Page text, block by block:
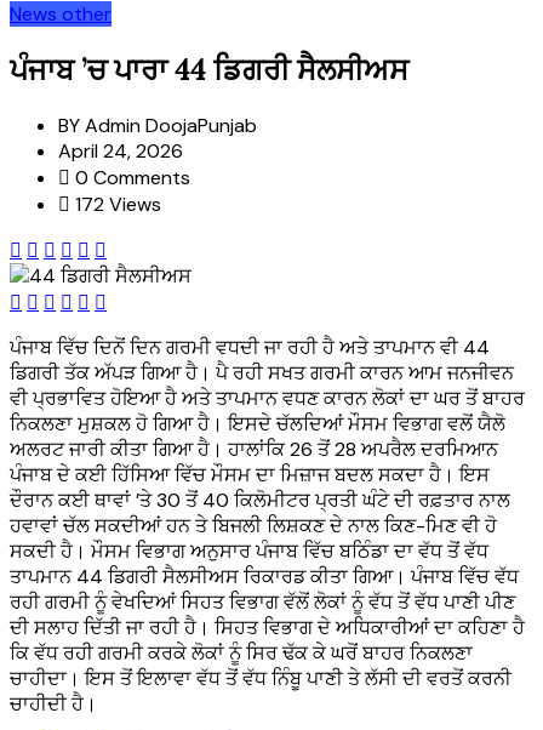
News other
ਪੰਜਾਬ ’ਚ ਪਾਰਾ 44 ਡਿਗਰੀ ਸੈਲਸੀਅਸ
BYAdmin DoojaPunjab
April 24, 2026
0 Comments
172 Views
ਪੰਜਾਬ ਵਿੱਚ ਦਿਨੋਂ ਦਿਨ ਗਰਮੀ ਵਧਦੀ ਜਾ ਰਹੀ ਹੈ ਅਤੇ ਤਾਪਮਾਨ ਵੀ 44
ਡਿਗਰੀ ਤੱਕ ਅੱਪੜ ਗਿਆ ਹੈ। ਪੈ ਰਹੀ ਸਖਤ ਗਰਮੀ ਕਾਰਨ ਆਮ ਜਨਜੀਵਨ
ਵੀ ਪ੍ਰਭਾਵਿਤ ਹੋਇਆ ਹੈ ਅਤੇ ਤਾਪਮਾਨ ਵਧਣ ਕਾਰਨ ਲੋਕਾਂ ਦਾ ਘਰ ਤੋਂ ਬਾਹਰ
ਨਿਕਲਣਾ ਮੁਸ਼ਕਲ ਹੋ ਗਿਆ ਹੈ। ਇਸਦੇ ਚੱਲਦਿਆਂ ਮੌਸਮ ਵਿਭਾਗ ਵਲੋਂ ਯੈਲੋ
ਅਲਰਟ ਜਾਰੀ ਕੀਤਾ ਗਿਆ ਹੈ। ਹਾਲਾਂਕਿ 26 ਤੋਂ 28 ਅਪਰੈਲ ਦਰਮਿਆਨ
ਪੰਜਾਬ ਦੇ ਕਈ ਹਿੱਸਿਆ ਵਿੱਚ ਮੌਸਮ ਦਾ ਮਿਜ਼ਾਜ ਬਦਲ ਸਕਦਾ ਹੈ। ਇਸ
ਦੌਰਾਨ ਕਈ ਥਾਵਾਂ ’ਤੇ 30 ਤੋਂ 40 ਕਿਲੋਮੀਟਰ ਪ੍ਰਤੀ ਘੰਟੇ ਦੀ ਰਫ਼ਤਾਰ ਨਾਲ
ਹਵਾਵਾਂ ਚੱਲ ਸਕਦੀਆਂ ਹਨ ਤੇ ਬਿਜਲੀ ਲਿਸ਼ਕਣ ਦੇ ਨਾਲ ਕਿਣ-ਮਿਣ ਵੀ ਹੋ
ਸਕਦੀ ਹੈ। ਮੌਸਮ ਵਿਭਾਗ ਅਨੁਸਾਰ ਪੰਜਾਬ ਵਿੱਚ ਬਠਿੰਡਾ ਦਾ ਵੱਧ ਤੋਂ ਵੱਧ
ਤਾਪਮਾਨ 44 ਡਿਗਰੀ ਸੈਲਸੀਅਸ ਰਿਕਾਰਡ ਕੀਤਾ ਗਿਆ। ਪੰਜਾਬ ਵਿੱਚ ਵੱਧ
ਰਹੀ ਗਰਮੀ ਨੂੰ ਵੇਖਦਿਆਂ ਸਿਹਤ ਵਿਭਾਗ ਵੱਲੋਂ ਲੋਕਾਂ ਨੂੰ ਵੱਧ ਤੋਂ ਵੱਧ ਪਾਣੀ ਪੀਣ
ਦੀ ਸਲਾਹ ਦਿੱਤੀ ਜਾ ਰਹੀ ਹੈ। ਸਿਹਤ ਵਿਭਾਗ ਦੇ ਅਧਿਕਾਰੀਆਂ ਦਾ ਕਹਿਣਾ ਹੈ
ਕਿ ਵੱਧ ਰਹੀ ਗਰਮੀ ਕਰਕੇ ਲੋਕਾਂ ਨੂੰ ਸਿਰ ਢੱਕ ਕੇ ਘਰੋਂ ਬਾਹਰ ਨਿਕਲਣਾ
ਚਾਹੀਦਾ। ਇਸ ਤੋਂ ਇਲਾਵਾ ਵੱਧ ਤੋਂ ਵੱਧ ਨਿੰਬੂ ਪਾਣੀ ਤੇ ਲੱਸੀ ਦੀ ਵਰਤੋਂ ਕਰਨੀ
ਚਾਹੀਦੀ ਹੈ।